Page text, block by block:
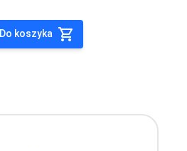
Do koszyka